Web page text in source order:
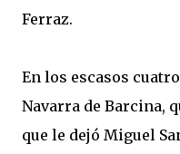
Ferraz.
En los escasos
Navarra de Barcina,
que le dejó Miguel